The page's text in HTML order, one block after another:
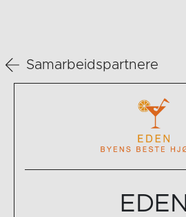
Samarbeidspartnere
EDEN